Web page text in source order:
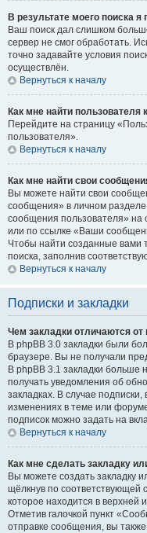
В результате моего поиска
Ваш поиск дал слишком
сервер не смог обработать.
точно задавайте условия
осуществлён.
Вернуться к началу
Как мне найти пользователя
Перейдите на страницу
пользователя».
Вернуться к началу
Как мне найти свои
Вы можете найти свои
сообщения» в личном
сообщения пользователя»
или по ссылке «Ваши
Чтобы найти созданные вами
поиска, заполнив
Вернуться к началу
Подписки и закладки
Чем закладки отличаются от
В phpBB 3.0 закладки были
браузере. Вы не получали
В phpBB 3.1 закладки
получать уведомления об
закладках. В случае
изменениях в теме или
подписок можно задать на
Вернуться к началу
Как мне сделать закладку
Вы можете создать закладку
щёлкнув по соответствующей
которое находится в верхней
Отметив галочкой пункт
отправке сообщения, вы